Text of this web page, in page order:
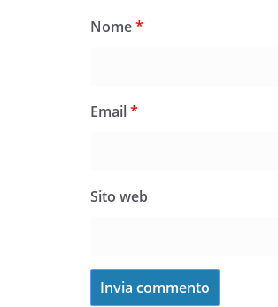
Nome*
Email*
Sito web